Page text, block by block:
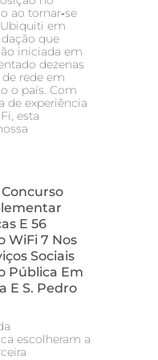
ao tornar‑se
em
que
iniciada em
dezenas
rede em
o país. Com
de experiência
esta
E 56
WiFi 7 Nos
Sociais
Pública Em
E S. Pedro
escolheram a